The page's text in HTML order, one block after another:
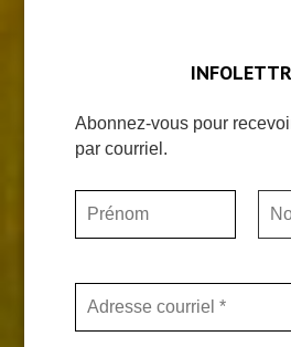
Abonnez-vous pour
par courriel.